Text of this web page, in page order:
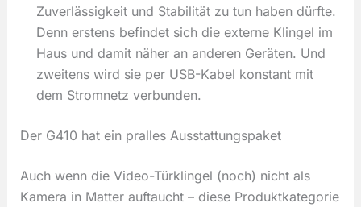
Zuverlässigkeit und Stabilität zu tun haben dürfte.
Denn erstens befindet sich die externe Klingel im
Haus und damit näher an anderen Geräten. Und
zweitens wird sie per USB-Kabel konstant mit
dem Stromnetz verbunden.
Der G410 hat ein pralles Ausstattungspaket
Auch wenn die Video-Türklingel (noch) nicht als
Kamera in Matter auftaucht – diese Produktkategorie